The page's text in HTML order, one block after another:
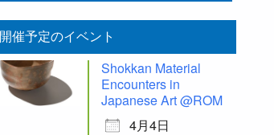
開催予定のイベント
Shokkan Material
Encounters in
Japanese Art @ROM
4月4日